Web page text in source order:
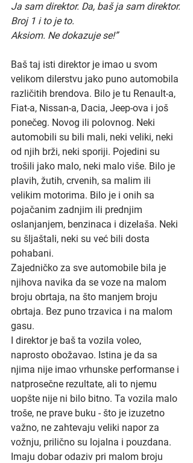
Ja sam direktor. Da, baš ja sam direktor.
Broj 1 i to je to.
Aksiom. Ne dokazuje se!”
Baš taj isti direktor je imao u svom
velikom dilerstvu jako puno automobila
različitih brendova. Bilo je tu Renault-a,
Fiat-a, Nissan-a, Dacia, Jeep-ova i još
ponečeg. Novog ili polovnog. Neki
automobili su bili mali, neki veliki, neki
od njih brži, neki sporiji. Pojedini su
trošili jako malo, neki malo više. Bilo je
plavih, žutih, crvenih, sa malim ili
velikim motorima. Bilo je i onih sa
pojačanim zadnjim ili prednjim
oslanjanjem, benzinaca i dizelaša. Neki
su šljaštali, neki su već bili dosta
pohabani.
Zajedničko za sve automobile bila je
njihova navika da se voze na malom
broju obrtaja, na što manjem broju
obrtaja. Bez puno trzavica i na malom
gasu.
I direktor je baš ta vozila voleo,
naprosto obožavao. Istina je da sa
njima nije imao vrhunske performanse i
natprosečne rezultate, ali to njemu
uopšte nije ni bilo bitno. Ta vozila malo
troše, ne prave buku - što je izuzetno
važno, ne zahtevaju veliki napor za
vožnju, prilično su lojalna i pouzdana.
Imaju dobar odaziv pri malom broju